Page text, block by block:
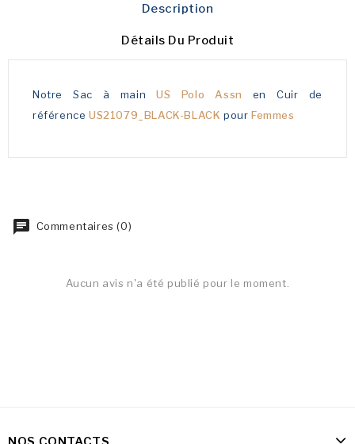
Description
Détails Du Produit
Notre Sac à mainUS Polo Assn en Cuir de
référence US21079_BLACK-BLACK pourFemmes
Commentaires (0)
Aucun avis n'a été publié pour le moment.